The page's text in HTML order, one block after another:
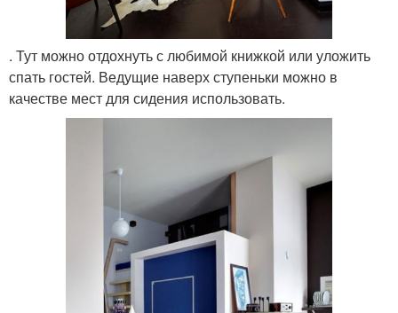
. Тут можно отдохнуть с любимой книжкой или уложить
спать гостей. Ведущие наверх ступеньки можно в
качестве мест для сидения использовать.